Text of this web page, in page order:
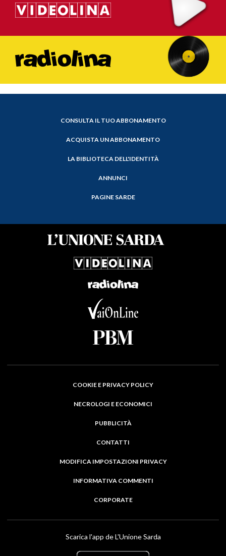
CONSULTA IL TUO ABBONAMENTO
ACQUISTA UN ABBONAMENTO
LA BIBLIOTECA DELL'IDENTITÀ
ANNUNCI
PAGINE SARDE
COOKIE E PRIVACY POLICY
NECROLOGI E ECONOMICI
PUBBLICITÀ
CONTATTI
MODIFICA IMPOSTAZIONI PRIVACY
INFORMATIVA COMMENTI
CORPORATE
Scarica l'app de L'Unione Sarda